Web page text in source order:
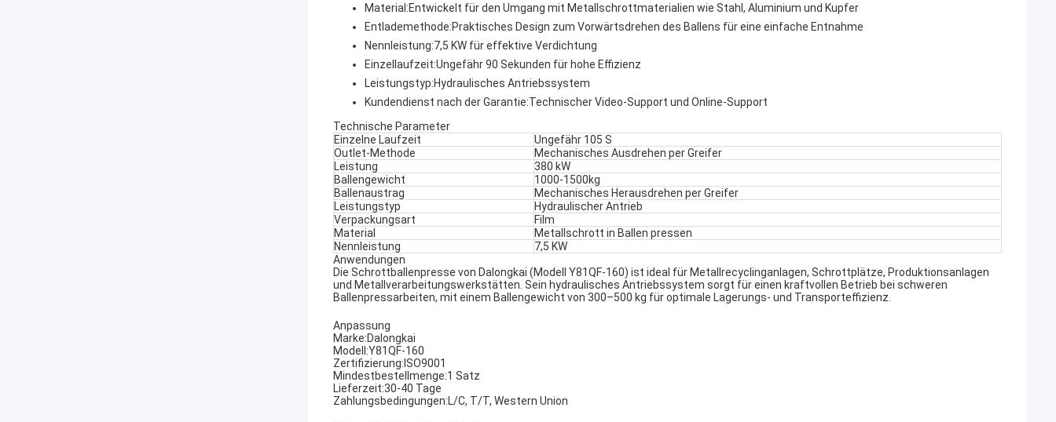
Material:Entwickelt für den Umgang mit Metallschrottmaterialien wie Stahl, Aluminium und Kupfer
Entlademethode:Praktisches Design zum Vorwärtsdrehen des Ballens für eine einfache Entnahme
Nennleistung:7,5 KW für effektive Verdichtung
Einzellaufzeit:Ungefähr 90 Sekunden für hohe Effizienz
Leistungstyp:Hydraulisches Antriebssystem
Kundendienst nach der Garantie:Technischer Video-Support und Online-Support
Technische Parameter
Einzelne Laufzeit
Ungefähr 105 S
Outlet-Methode
Mechanisches Ausdrehen per Greifer
Leistung
380 kW
Ballengewicht
1000-1500kg
Ballenaustrag
Mechanisches Herausdrehen per Greifer
Leistungstyp
Hydraulischer Antrieb
Verpackungsart
Film
Material
Metallschrott in Ballen pressen
Nennleistung
7,5 KW
Anwendungen
Die Schrottballenpresse von Dalongkai (Modell Y81QF-160) ist ideal für Metallrecyclinganlagen, Schrottplätze, Produktionsanlagen
und Metallverarbeitungswerkstätten. Sein hydraulisches Antriebssystem sorgt für einen kraftvollen Betrieb bei schweren
Ballenpressarbeiten, mit einem Ballengewicht von 300–500 kg für optimale Lagerungs- und Transporteffizienz.
Anpassung
Marke:Dalongkai
Modell:Y81QF-160
Zertifizierung: ISO9001
Mindestbestellmenge:1 Satz
Lieferzeit:30-40 Tage
Zahlungsbedingungen:L/C, T/T, Western Union